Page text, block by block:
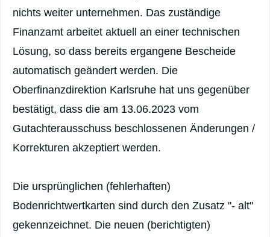
nichts weiter unternehmen. Das zuständige
Finanzamt arbeitet aktuell an einer technischen
Lösung, so dass bereits ergangene Bescheide
automatisch geändert werden. Die
Oberfinanzdirektion Karlsruhe hat uns gegenüber
bestätigt, dass die am 13.06.2023 vom
Gutachterausschuss beschlossenen Änderungen /
Korrekturen akzeptiert werden.
Die ursprünglichen (fehlerhaften)
Bodenrichtwertkarten sind durch den Zusatz "- alt"
gekennzeichnet. Die neuen (berichtigten)